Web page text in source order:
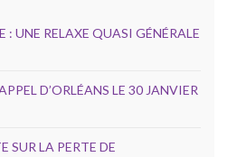
: UNE RELAXE QUASI GÉNÉRALE
D’ORLÉANS LE 30 JANVIER
SUR LA PERTE DE